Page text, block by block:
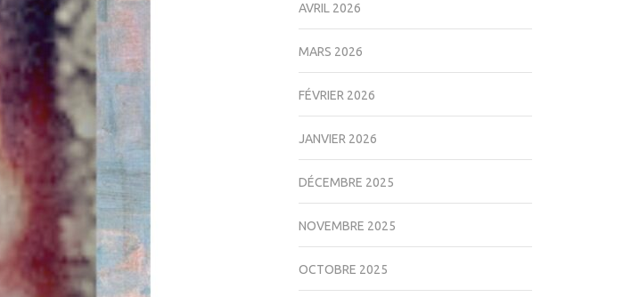
AVRIL 2026
MARS 2026
FÉVRIER 2026
JANVIER 2026
DÉCEMBRE 2025
NOVEMBRE 2025
OCTOBRE 2025